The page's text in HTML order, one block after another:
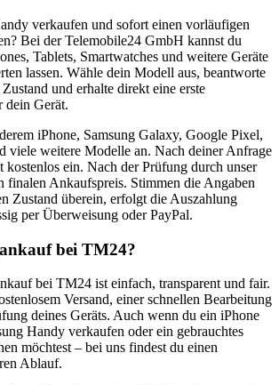
verkaufen und sofort einen vorläufigen
Bei der Telemobile24 GmbH kannst du
Tablets, Smartwatches und weitere Geräte
lassen. Wähle dein Modell aus, beantworte
und erhalte direkt eine erste
dein Gerät.
iPhone, Samsung Galaxy, Google Pixel,
viele weitere Modelle an. Nach deiner Anfrage
kostenlos ein. Nach der Prüfung durch unser
finalen Ankaufspreis. Stimmen die Angaben
Zustand überein, erfolgt die Auszahlung
per Überweisung oder PayPal.
bei TM24?
bei TM24 ist einfach, transparent und fair.
Versand, einer schnellen Bearbeitung
deines Geräts. Auch wenn du ein iPhone
Handy verkaufen oder ein gebrauchtes
möchtest – bei uns findest du einen
Ablauf.